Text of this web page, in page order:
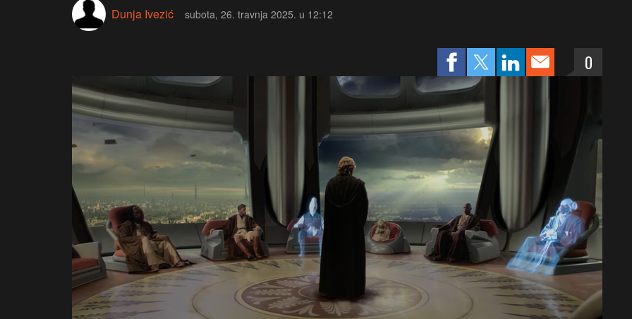
Dunja Ivezić subota, 26. travnja 2025. u 12:12
0